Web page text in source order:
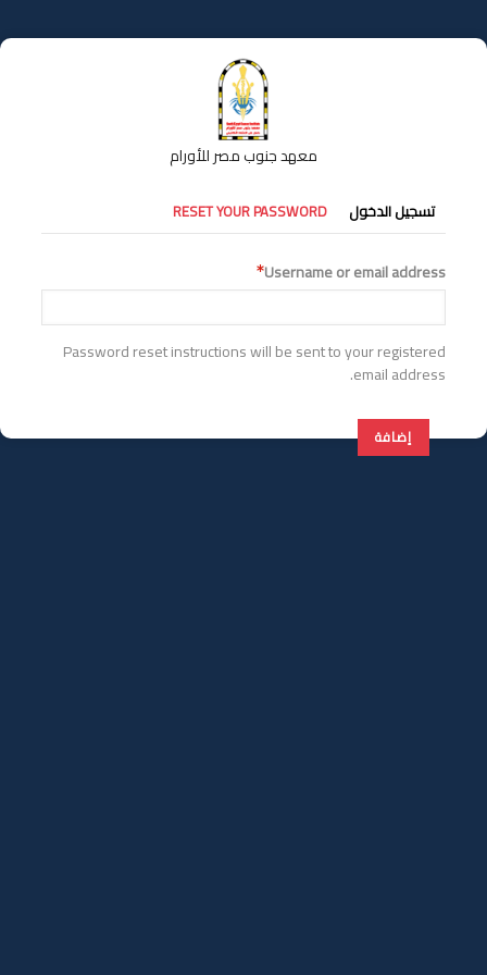
إلى
المحتوى
معهد جنوب مصر للأورام
التبويبات
الأساسية
تسجيل الدخول RESET YOUR PASSWORD
Username or email address
Password reset instructions will be sent to your registered
email address.